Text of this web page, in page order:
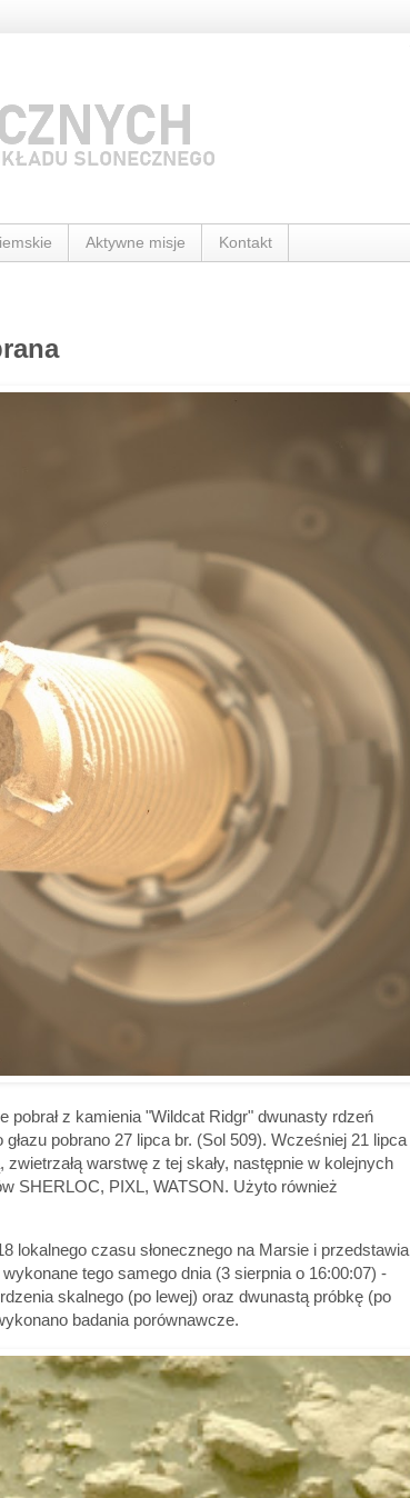
Aktywne misje Kontakt
z kamienia "Wildcat Ridgr" dwunasty rdzeń
pobrano 27 lipca br. (Sol 509). Wcześniej 21 lipca
warstwę z tej skały, następnie w kolejnych
SHERLOC, PIXL, WATSON. Użyto również
lokalnego czasu słonecznego na Marsie i przedstawia
tego samego dnia (3 sierpnia o 16:00:07) -
skalnego (po lewej) oraz dwunastą próbkę (po
badania porównawcze.